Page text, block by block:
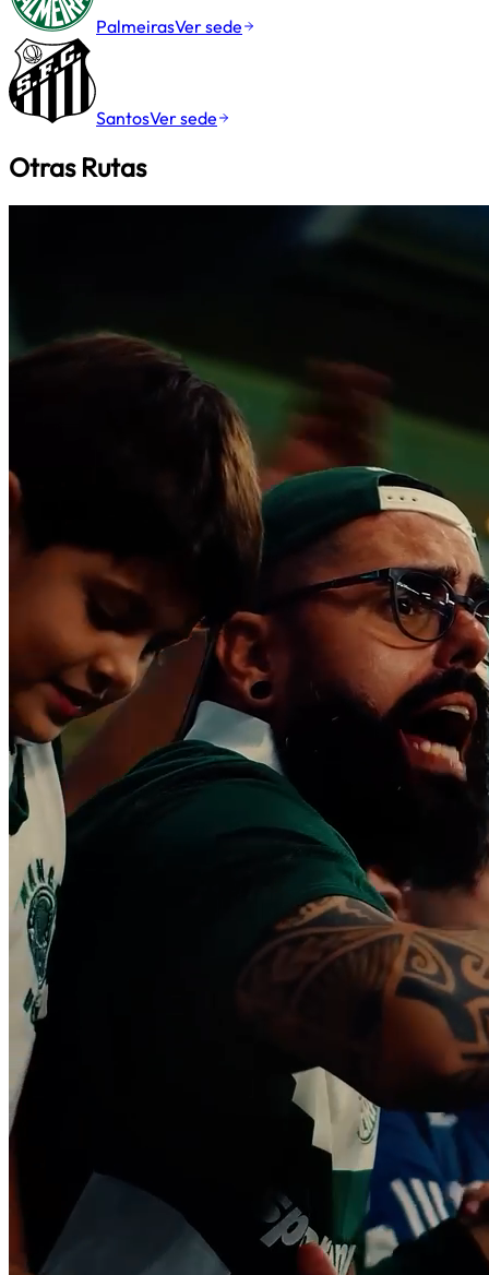
PalmeirasVer sede
SantosVer sede
Otras Rutas